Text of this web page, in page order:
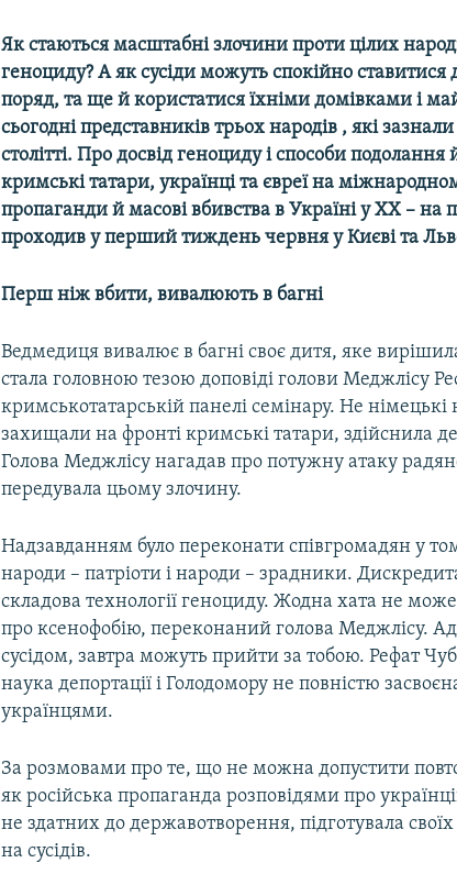
Як стаються масштабні злочини проти цілих
геноциду? А як сусіди можуть спокійно
поряд, та ще й користатися їхніми домівками і
сьогодні представників трьох народів , які
столітті. Про досвід геноциду і способи подолання
кримські татари, українці та євреї на
пропаганди й масові вбивства в Україні у XX – на
проходив у перший тиждень червня у Києві та
Перш ніж вбити, вивалюють в багні
Ведмедиця вивалює в багні своє дитя, яке
стала головною тезою доповіді голови Меджлісу
кримськотатарській панелі семінару. Не
захищали на фронті кримські татари, здійснила
Голова Меджлісу нагадав про потужну атаку
передувала цьому злочину.
Надзавданням було переконати співгромадян у
народи – патріоти і народи – зрадники.
складова технології геноциду. Жодна хата не
про ксенофобію, переконаний голова Меджлісу.
сусідом, завтра можуть прийти за тобою. Рефат
наука депортації і Голодомору не повністю
українцями.
За розмовами про те, що не можна допустити
як російська пропаганда розповідями про
не здатних до державотворення, підготувала
на сусідів.